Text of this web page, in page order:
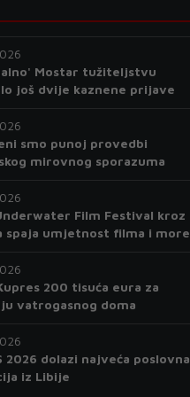
Mostar tužiteljstvu
još dvije kaznene prijave
smo punoj provedbi
mirovnog sporazuma
Film Festival kroz
spaja umjetnost filma i more
200 tisuća eura za
vatrogasnog doma
2026 dolazi najveća poslovna
iz Libije